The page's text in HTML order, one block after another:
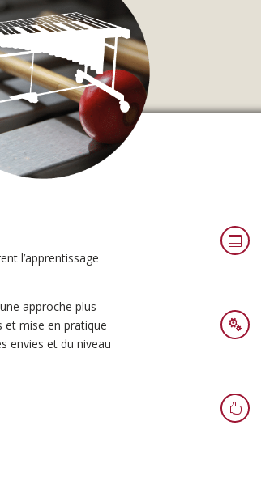
l’apprentissage
approche plus
et mise en pratique
envies et du niveau


